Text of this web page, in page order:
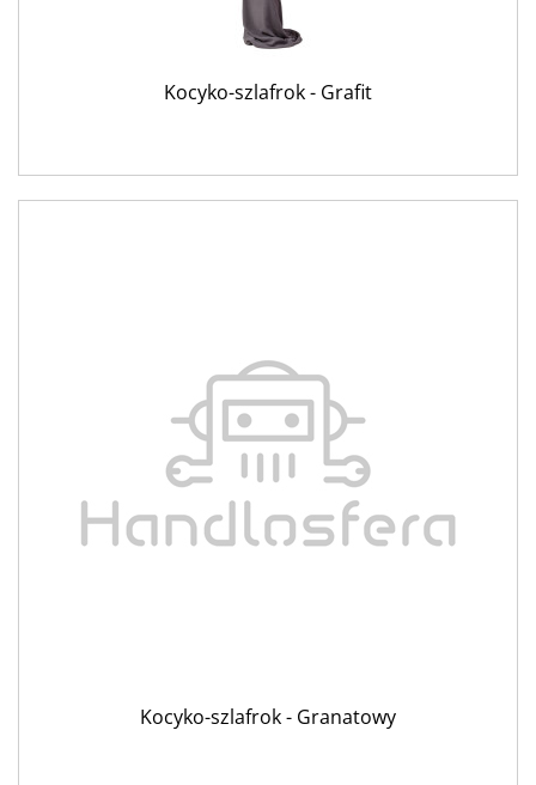
Kocyko-szlafrok - Grafit
Kocyko-szlafrok - Granatowy